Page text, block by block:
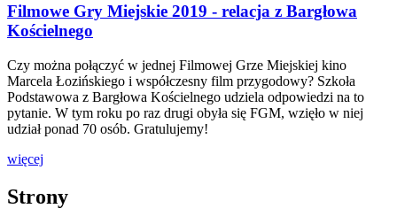
Filmowe Gry Miejskie 2019 - relacja z Bargłowa
Kościelnego
Czy można połączyć w jednej Filmowej Grze Miejskiej kino
Marcela Łozińskiego i współczesny film przygodowy? Szkoła
Podstawowa z Bargłowa Kościelnego udziela odpowiedzi na to
pytanie. W tym roku po raz drugi obyła się FGM, wzięło w niej
udział ponad 70 osób. Gratulujemy!
więcej
Strony